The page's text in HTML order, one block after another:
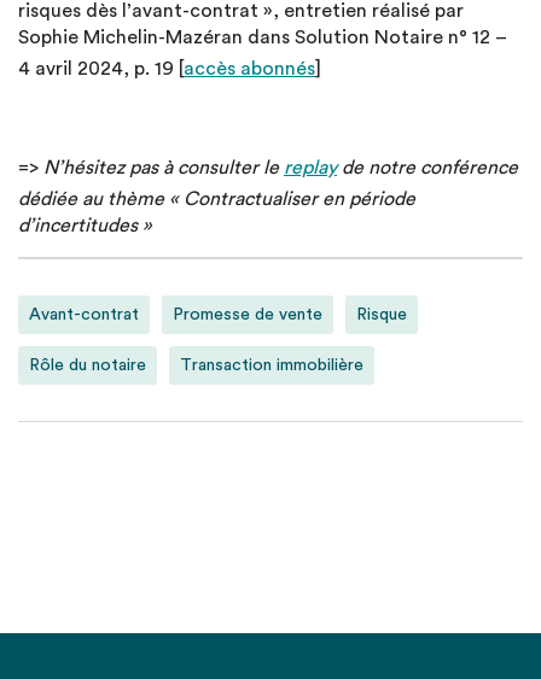
risques dès l’avant-contrat », entretien réalisé par
Sophie Michelin-Mazéran dans Solution Notaire n° 12 –
4 avril 2024, p. 19 [ accès abonnés
=> N’hésitez pas à consulter le replayde notre conférence
dédiée au thème « Contractualiser en période
d’incertitudes »
Avant-contrat Promesse de vente Risque
Rôle du notaire Transaction immobilière